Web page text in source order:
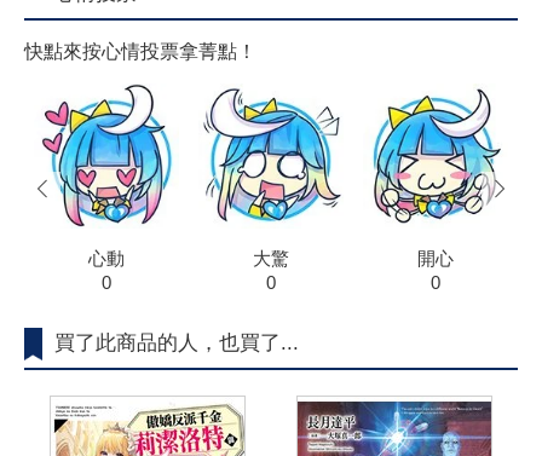
快點來按心情投票拿菁點！
心動
0
大驚
0
開心
0
prev next
買了此商品的人，也買了...